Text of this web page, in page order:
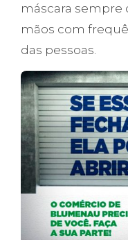
máscara sempre
mãos com
das pessoas.